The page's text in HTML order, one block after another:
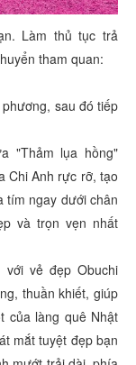
Làm thủ tục trả
tham quan:
sau đó tiếp
"Thảm lụa hồng"
Chi Anh rực rỡ, tạo
tím ngay dưới chân
và trọn vẹn nhất
với vẻ đẹp Obuchi
thuần khiết, giúp
của làng quê Nhật
mắt tuyệt đẹp bạn